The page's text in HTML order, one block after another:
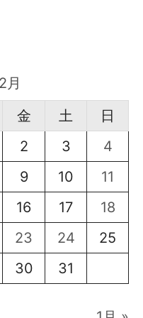
月
金 土
日
2 3
4
9 10
11
16 17
18
23 24
25
30 31